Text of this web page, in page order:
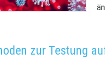
zur Testung